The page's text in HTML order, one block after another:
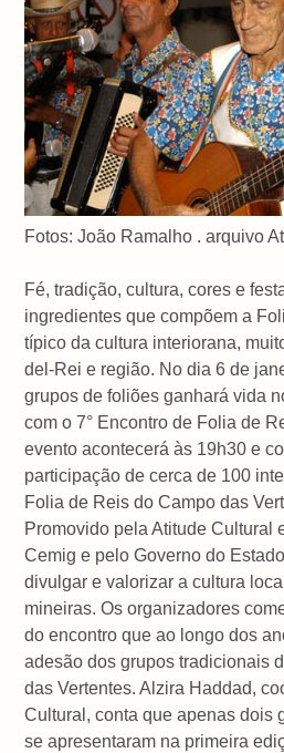
Fotos: João Ramalho . arquivo
Fé, tradição, cultura, cores e
ingredientes que compõem a
típico da cultura interiorana,
del-Rei e região. No dia 6 de
grupos de foliões ganhará vida
com o 7° Encontro de Folia de
evento acontecerá às 19h30 e
participação de cerca de 100
Folia de Reis do Campo das
Promovido pela Atitude Cultural
Cemig e pelo Governo do
divulgar e valorizar a cultura
mineiras. Os organizadores
do encontro que ao longo dos
adesão dos grupos tradicionais
das Vertentes. Alzira Haddad,
Cultural, conta que apenas dois
se apresentaram na primeira